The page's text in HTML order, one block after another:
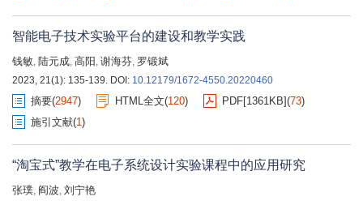
智能电子技术实验平台的建设和教学实践
钱敏, 陆元成, 高阳 , 谢海芬, 罗锻斌
2023, 21(1): 135-139. DOI: 10.12179/1672-4550.20220460
摘要(2947) HTML全文(120) PDF[1361KB](73)
施引文献(1)
“淘宝式”教学在电子系统设计实验课程中的应用研究
张璞, 阎波, 刘宁艳